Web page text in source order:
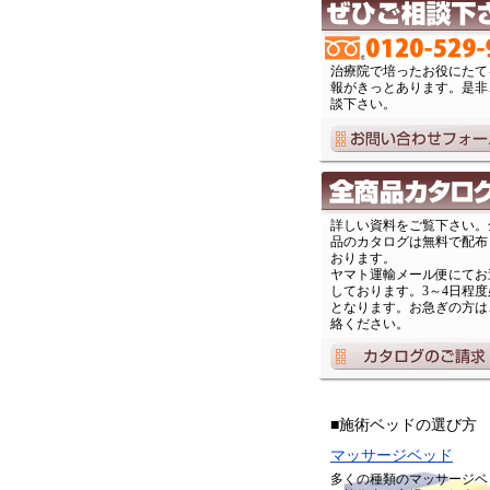
治療院で培ったお役にた
報がきっとあります。是
談下さい。
詳しい資料をご覧下さい
品のカタログは無料で配
おります。
ヤマト運輸メール便にて
しております。3～4日程
となります。お急ぎの方
絡ください。
■施術ベッドの選び方
マッサージベッド
多くの種類のマッサージ